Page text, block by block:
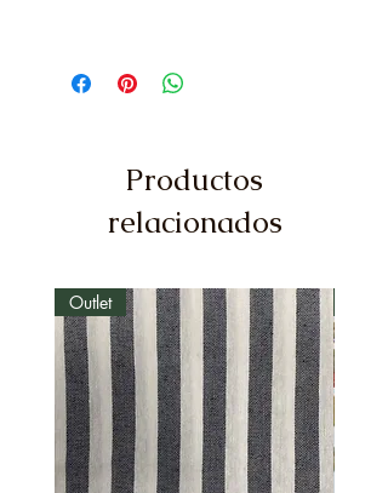
Productos
relacionados
Outlet